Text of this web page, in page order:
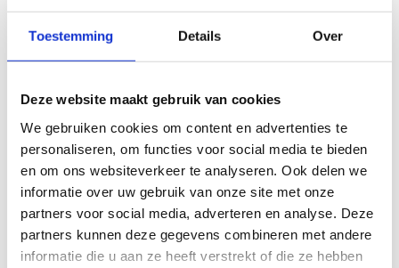
Toestemming Details Over
Deze website maakt gebruik van cookies
We gebruiken cookies om content en advertenties te
personaliseren, om functies voor social media te bieden
en om ons websiteverkeer te analyseren. Ook delen we
informatie over uw gebruik van onze site met onze
partners voor social media, adverteren en analyse. Deze
partners kunnen deze gegevens combineren met andere
informatie die u aan ze heeft verstrekt of die ze hebben
Indien uw kind of leerling instroomt op een school voor S(B)O in
ons SWV PO IJmond, de school of instelling van herkomst zich
toelaatbaarheidsverklaring (TLV) aan te vragen willen wij u
vragen om bijgaande informatie te gebruiken.
U kunt contact opnemen met de beoogde school en de
betreffende consulent uitnodigen voor een
ondersteuningsteam (OT), in dit overleg worden de
mogelijkheden voor plaatsing en een TLV aanvraag
besproken..
Zie verder de bijlage Aanvraag toelaatbaarheid (TLV):